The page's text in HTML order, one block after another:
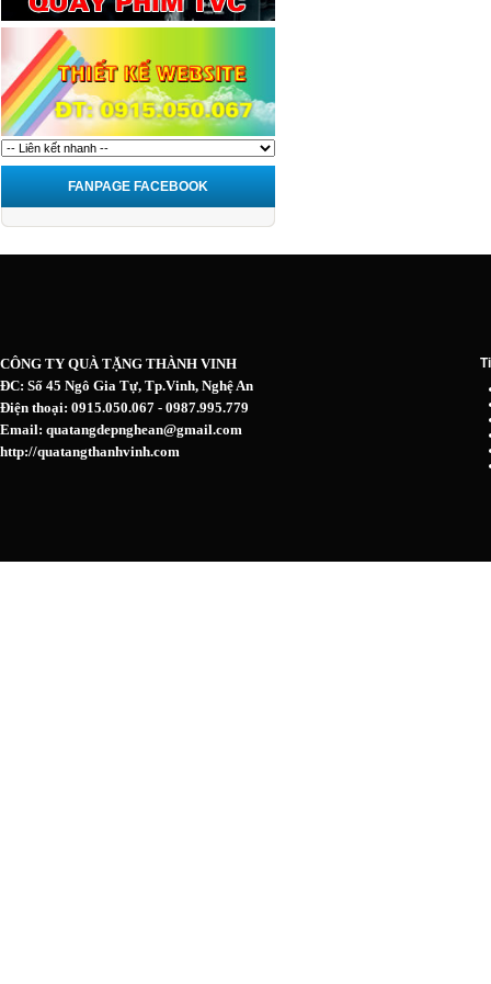
FANPAGE FACEBOOK
CÔNG TY QUÀ TẶNG THÀNH VINH
ĐC: Số 45 Ngô Gia Tự, Tp.Vinh, Nghệ An
Điện thoại: 0915.050.067 - 0987.995.779
Email: quatangdepnghean@gmail.com
http://quatangthanhvinh.com